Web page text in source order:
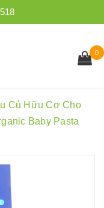
0
Củ Hữu Cơ Cho
Baby Pasta